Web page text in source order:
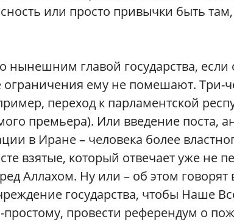
или просто привычки быть
нынешним главой государства,
ограничения ему не помешают. Три-
переход к парламентской
премьера). Или введение поста,
в Иране – человека более
взятые, который отвечает уже не
Аллахом. Ну или – об этом
государства, чтобы Наше
провести референдум о